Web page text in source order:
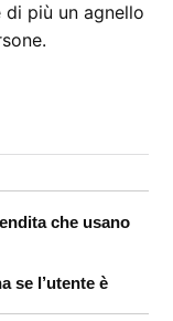
più un agnello
che usano
se l’utente è